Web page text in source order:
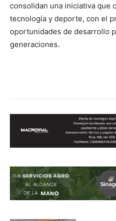
consolidan una iniciativa que
tecnología y deporte, con el
oportunidades de desarrollo
generaciones.